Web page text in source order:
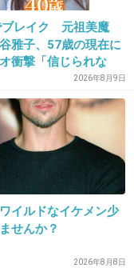
安でした。
ーもすごかっ
子宮頸管の長さ
ブレイク 元祖美魔
雅子、57歳の現在に
衝撃「信じられな
やっぱすごいね」2026年8月9日
イルドなイケメン少
せんか？
2026年8月8日